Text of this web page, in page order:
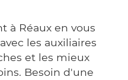
à Réaux en vous
les auxiliaires
et les mieux
Besoin d'une